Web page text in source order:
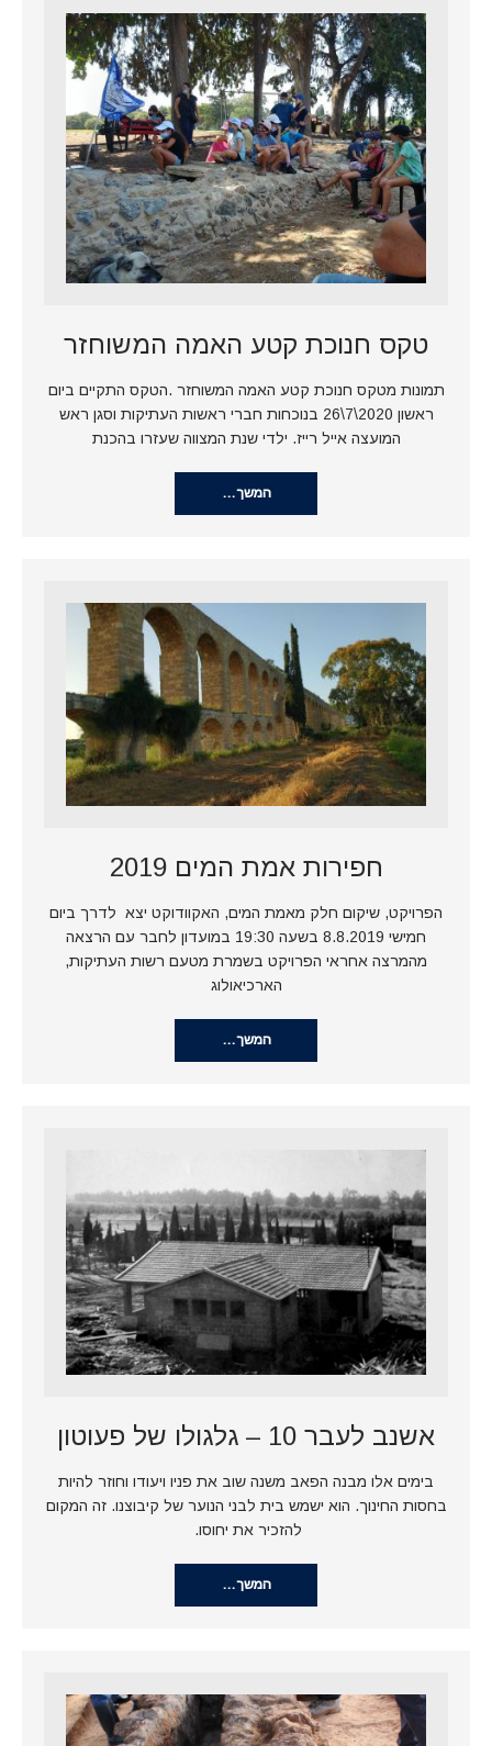
טקס חנוכת קטע האמה המשוחזר
תמונות מטקס חנוכת קטע האמה המשוחזר .הטקס התקיים ביום
ראשון 2020\7\26 בנוכחות חברי ראשות העתיקות וסגן ראש
המועצה אייל רייז. ילדי שנת המצווה שעזרו בהכנת
המשך…
חפירות אמת המים 2019
הפרויקט, שיקום חלק מאמת המים, האקוודוקט יצא לדרך ביום
חמישי 8.8.2019 בשעה 19:30 במועדון לחבר עם הרצאה
מהמרצה אחראי הפרויקט בשמרת מטעם רשות העתיקות,
הארכיאולוג
המשך…
אשנב לעבר 10 – גלגולו של פעוטון
בימים אלו מבנה הפאב משנה שוב את פניו ויעודו וחוזר להיות
בחסות החינוך. הוא ישמש בית לבני הנוער של קיבוצנו. זה המקום
להזכיר את יחוסו.
המשך…